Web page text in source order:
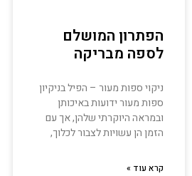
הפתרון המושלם
לספה מבריקה
ניקוי ספות מעור – הפיל בניקיון
ספות מעור ידועות באיכותן
ובמראה היוקרתי שלהן, אך עם
הזמן הן עשויות לצבור לכלוך,
קרא עוד »